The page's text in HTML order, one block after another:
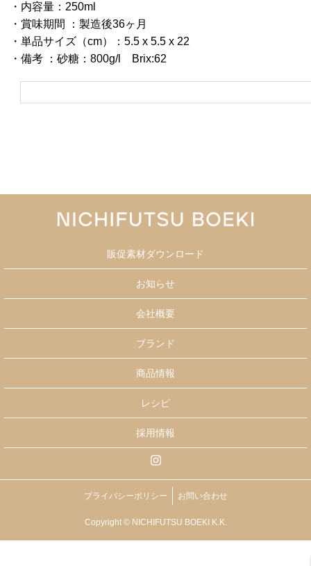
・内容量：250ml
・賞味期間 ：製造後36ヶ月
・単品サイズ（cm）：5.5 x 5.5 x 22
・備考 ：砂糖：800g/l Brix:62
販促素材ダウンロード
お知らせ
会社概要
ブランド
商品情報
レシピ
採用情報
プライバシーポリシー お問い合わせ
Copyright © NICHIFUTSU BOEKI K.K.